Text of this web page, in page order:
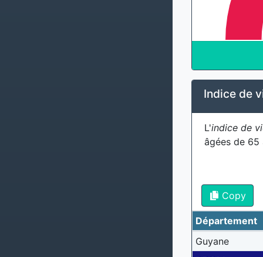
Indice de
L'indice de
âgées de 65
Copy
Département
Guyane